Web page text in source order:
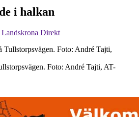
i halkan
Landskrona Direkt
Foto: André Tajti, AT-